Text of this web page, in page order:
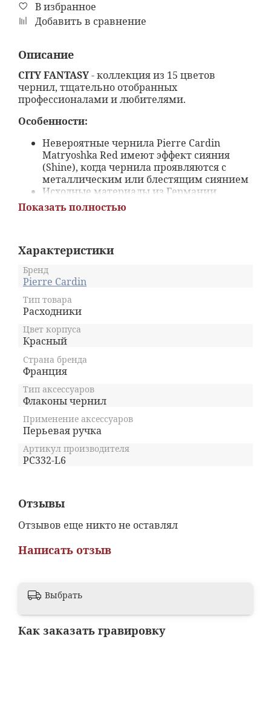
В избранное
Добавить в сравнение
Описание
CITY FANTASY- коллекция из 15 цветов
чернил, тщательно отобранных
профессионалами и любителями.
Особенности:
Невероятные чернила Pierre Cardin
Matryoshka Red имеют эффект сияния
(Shine), когда чернила проявляются с
металлическим или блестящим сиянием
Исходные материалы из Германии
Создайте свой цвет, смешав различные
Cardin отлично подходят для рисования,
Объём флакона с чернилами 50 мл - для
фанатов письма
Эстетический дизайн на этикетке,
коробке и упаковке
Показать полностью
Характеристики
Бренд
Pierre Cardin
Тип товара
Расходники
Цвет корпуса
Красный
Страна бренда
Франция
Тип аксессуаров
Флаконы чернил
Применение аксессуаров
Перьевая ручка
Артикул производителя
PC332-L6
Отзывы
Отзывов еще никто не оставлял
Написать отзыв
Выбрать
Как заказать гравировку